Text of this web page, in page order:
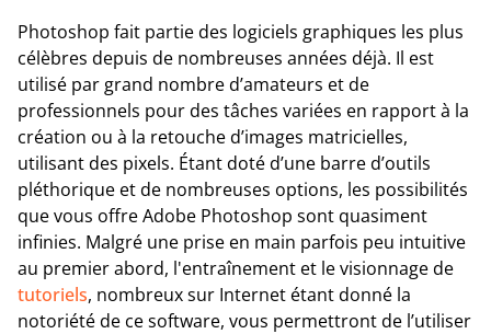
Photoshop fait partie des logiciels graphiques les plus
célèbres depuis de nombreuses années déjà. Il est
utilisé par grand nombre d’amateurs et de
professionnels pour des tâches variées en rapport à la
création ou à la retouche d’images matricielles,
utilisant des pixels. Étant doté d’une barre d’outils
pléthorique et de nombreuses options, les possibilités
que vous offre Adobe Photoshop sont quasiment
infinies. Malgré une prise en main parfois peu intuitive
au premier abord, l'entraînement et le visionnage de
tutoriels, nombreux sur Internet étant donné la
notoriété de ce software, vous permettront de l’utiliser